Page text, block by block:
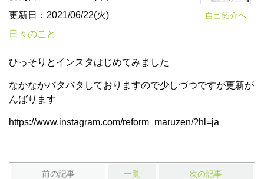
自己紹介へ
更新日：2021/06/22(火)
日々のこと
ひっそりとインスタはじめてみました
なかなかバタバタしておりますので少しづつですが更新が
んばります
https://www.instagram.com/reform_maruzen/?hl=ja
前の記事 一覧 次の記事